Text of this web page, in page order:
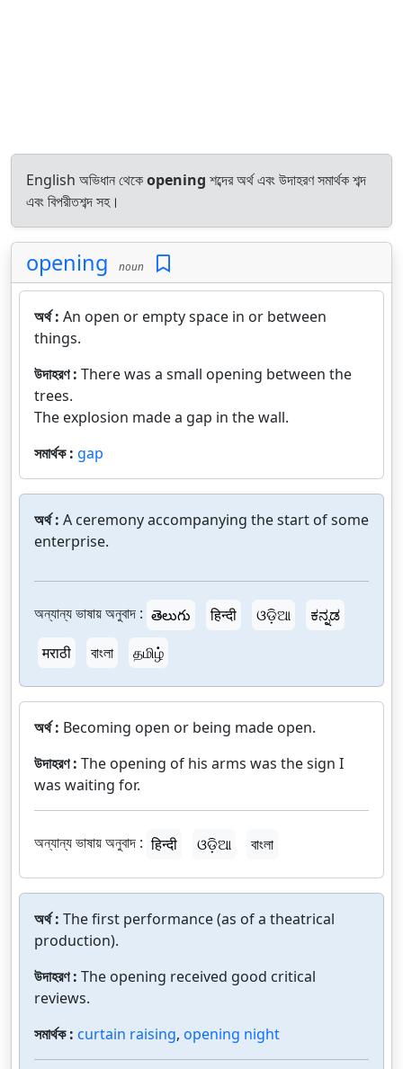
English অভিধান থেকেopening শব্দের অর্থ এবং উদাহরণ সমার্থক শব্দ
এবং বিপরীতশব্দ সহ।
opening noun
অর্থ : An open or empty space in or between
things.
উদাহরণ : There was a small opening between the
trees.
The explosion made a gap in the wall.
সমার্থক : gap
অর্থ : A ceremony accompanying the start of some
enterprise.
অন্যান্য ভাষায় অনুবাদ : తెలుగు हिन्दी ଓଡ଼ିଆ
ಕನ್ನಡ
मराठी
বাংলা தமிழ்
অর্থ : Becoming open or being made open.
উদাহরণ : The opening of his arms was the sign I
was waiting for.
অন্যান্য ভাষায় অনুবাদ : हिन्दी ଓଡ଼ିଆ বাংলা
অর্থ : The first performance (as of a theatrical
production).
উদাহরণ : The opening received good critical
reviews.
সমার্থক : curtain raising, opening night